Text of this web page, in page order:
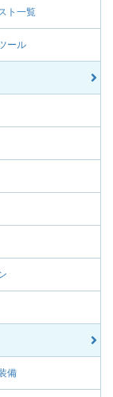
ト一覧
ール
備